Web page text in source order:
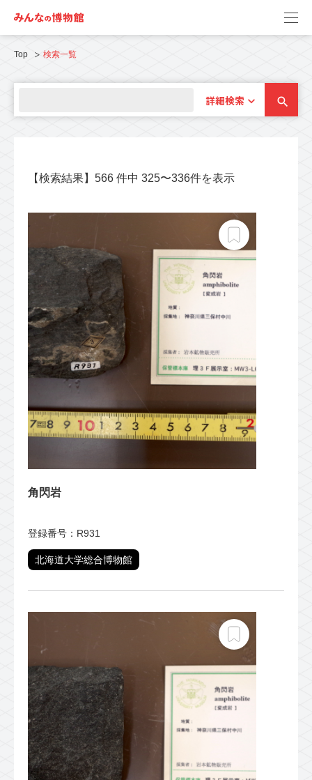
Top 検索一覧
詳細検索
【検索結果】566 件中 325〜336件を表示
角閃岩
登録番号：R931
北海道大学総合博物館